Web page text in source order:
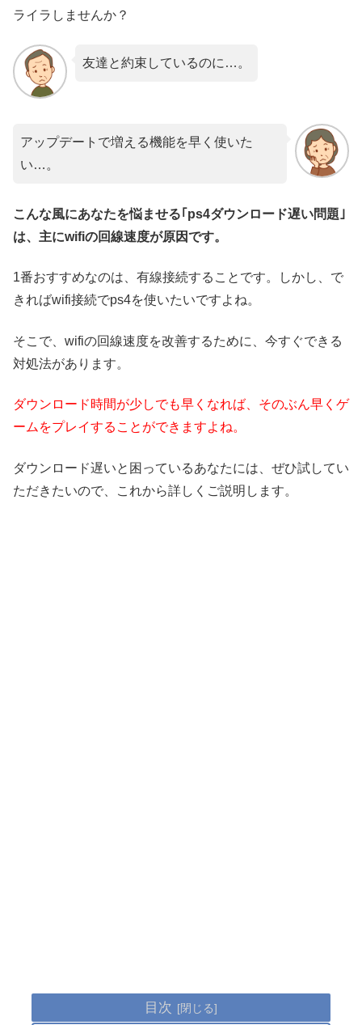
ライラしませんか？
友達と約束しているのに…。
アップデートで増える機能を早く使いた
い…。
こんな風にあなたを悩ませる｢ps4ダウンロード遅い問題｣
は、主にwifiの回線速度が原因です。
1番おすすめなのは、有線接続することです。しかし、で
きればwifi接続でps4を使いたいですよね。
そこで、wifiの回線速度を改善するために、今すぐできる
対処法があります。
ダウンロード時間が少しでも早くなれば、そのぶん早くゲ
ームをプレイすることができますよね。
ダウンロード遅いと困っているあなたには、ぜひ試してい
ただきたいので、これから詳しくご説明します。
目次